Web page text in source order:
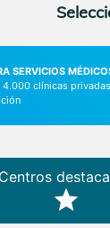
SERVICIOS
4.000 clínicas
Centros